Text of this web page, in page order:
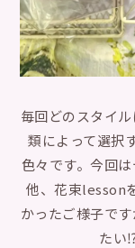
毎回どのスタイ
類によって選択
色々です。今回
他、花束lesson
かったご様子で
たい